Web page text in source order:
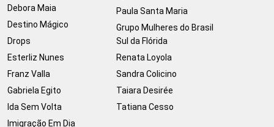
Debora Maia
Destino Mágico
Drops
Esterliz Nunes
Franz Valla
Gabriela Egito
Ida Sem Volta
Imigração Em Dia
Paula Santa Maria
Grupo Mulheres do Brasil
Sul da Flórida
Renata Loyola
Sandra Colicino
Taiara Desirée
Tatiana Cesso